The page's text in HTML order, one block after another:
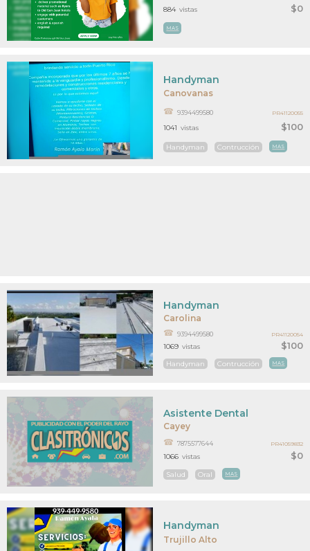
$0
MAS
884 vistas
Canovanas
$100
Handyman
9394499580
Handyman Contrucción MAS
1041 vistas
PR41120055
Carolina
$100
Handyman
9394499580
Handyman Contrucción MAS
1069 vistas
PR41120054
Cayey
$0
Asistente Dental
7875577644
Salud Oral MAS
1066 vistas
PR41059832
Trujillo Alto
Handyman